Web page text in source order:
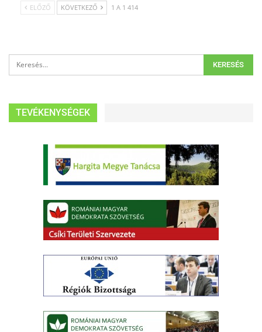
ELŐZŐ KÖVETKEZŐ 1 A 1 414
TEVÉKENYSÉGEK